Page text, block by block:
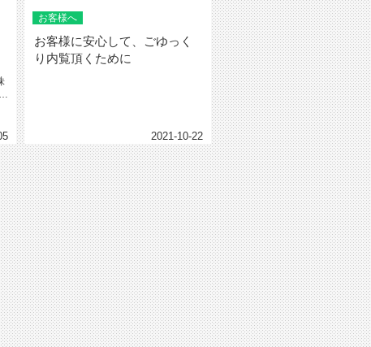
お客様へ
お客様に安心して、ごゆっく
り内覧頂くために
2021-10-22